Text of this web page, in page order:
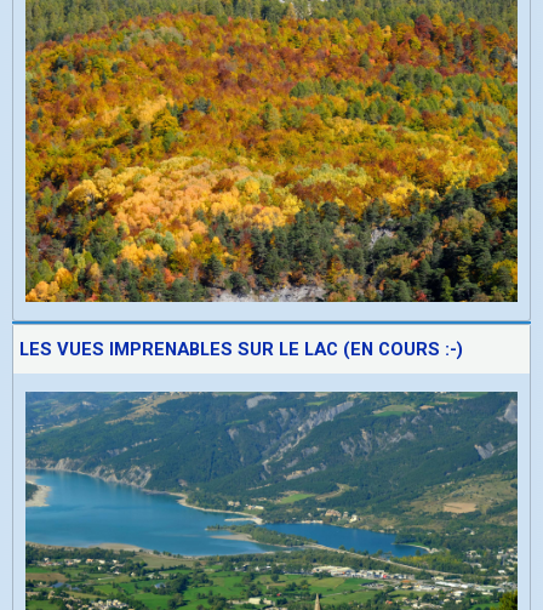
LES VUES IMPRENABLES SUR LE LAC (EN COURS :-)